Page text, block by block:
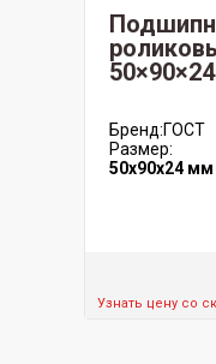
Бренд:ГОСТ
Размер:
50x90x24 мм
Узнать цену со